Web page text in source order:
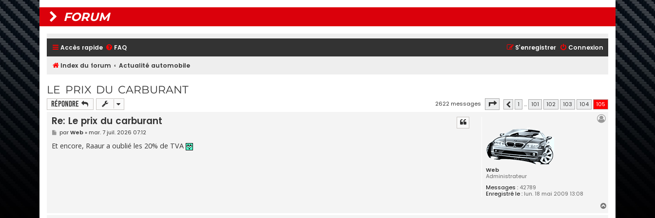
FORUM
Accès rapide FAQ Connexion
S’enregistrer
Index du forum Actualité automobile
LE PRIX DU CARBURANT
Répondre 2622 messages Page 105 sur105
Précédente
1 … 101 102 103 104 105
Web
Administrateur
Messages :42789
Enregistré le :lun. 18 mai 2009 13:08
Re: Le prix du carburant
M
e
s
s
parWeb» mar. 7 juil. 2026 07:12
Et encore, Raaur a oublié les 20% de TVA